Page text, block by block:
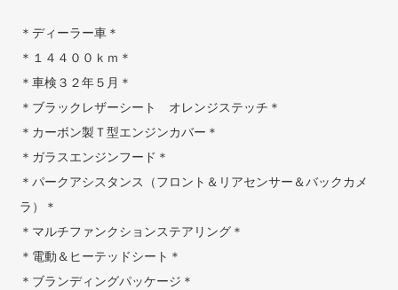
＊ディーラー車＊
＊１４４００ｋｍ＊
＊車検３２年５月＊
＊ブラックレザーシート オレンジステッチ＊
＊カーボン製Ｔ型エンジンカバー＊
＊ガラスエンジンフード＊
＊パークアシスタンス（フロント＆リアセンサー＆バックカメ
ラ）＊
＊マルチファンクションステアリング＊
＊電動＆ヒーテッドシート＊
＊ブランディングパッケージ＊